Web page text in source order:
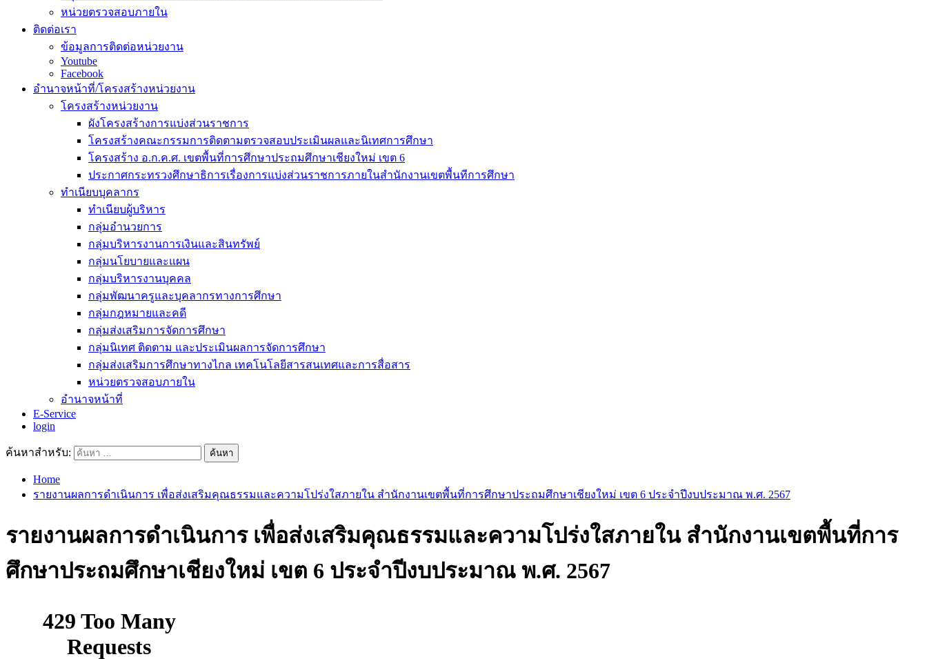
หน่วยตรวจสอบภายใน
ติดต่อเรา
ข้อมูลการติดต่อหน่วยงาน
Youtube
Facebook
อำนาจหน้าที่/โครงสร้างหน่วยงาน
โครงสร้างหน่วยงาน
ผังโครงสร้างการแบ่งส่วนราชการ
โครงสร้างคณะกรรมการติดตามตรวจสอบประเมินผลและนิเทศการศึกษา
โครงสร้าง อ.ก.ค.ศ. เขตพื้นที่การศึกษาประถมศึกษาเชียงใหม่ เขต 6
ประกาศกระทรวงศึกษาธิการเรื่องการแบ่งส่วนราชการภายในสำนักงานเขตพื้นทีการศึกษา
ทำเนียบบุคลากร
ทำเนียบผู้บริหาร
กลุ่มอำนวยการ
กลุ่มบริหารงานการเงินและสินทรัพย์
กลุ่มนโยบายและแผน
กลุ่มบริหารงานบุคคล
กลุ่มพัฒนาครูและบุคลากรทางการศึกษา
กลุ่มกฎหมายและคดี
กลุ่มส่งเสริมการจัดการศึกษา
กลุ่มนิเทศ ติดตาม และประเมินผลการจัดการศึกษา
กลุ่มส่งเสริมการศึกษาทางไกล เทคโนโลยีสารสนเทศและการสื่อสาร
หน่วยตรวจสอบภายใน
อำนาจหน้าที่
E-Service
login
ค้นหาสำหรับ:
Home
รายงานผลการดำเนินการ เพื่อส่งเสริมคุณธรรมและความโปร่งใสภายใน สำนักงานเขตพื้นที่การศึกษาประถมศึกษาเชียงใหม่ เขต 6 ประจำปีงบประมาณ พ.ศ. 2567
รายงานผลการดำเนินการ เพื่อส่งเสริมคุณธรรมและความโปร่งใสภายใน สำนักงานเขตพื้นที่การ
ศึกษาประถมศึกษาเชียงใหม่ เขต 6 ประจำปีงบประมาณ พ.ศ. 2567